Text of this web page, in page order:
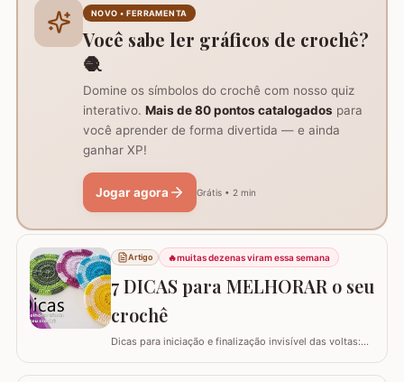
carregador dentro da bolsa, ele funciona como um
suporte inteligente na hora de carregar seu…
NOVO • FERRAMENTA
Você sabe ler gráficos de crochê?
🧶
Domine os símbolos do crochê com nosso quiz
interativo. Mais de 80 pontos catalogados para
você aprender de forma divertida — e ainda
ganhar XP!
Jogar agora Grátis • 2 min
Artigo 🔥muitas dezenas viram essa semana
7 DICAS para MELHORAR o seu
crochê
Dicas para iniciação e finalização invisível das voltas:
garante um acabamento quase imperceptível nas